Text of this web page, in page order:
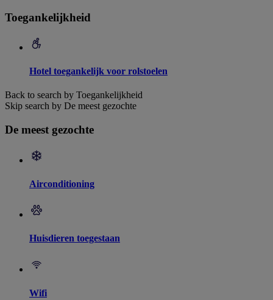
Toegankelijkheid
Hotel toegankelijk voor rolstoelen
Back to search by Toegankelijkheid
Skip search by De meest gezochte
De meest gezochte
Airconditioning
Huisdieren toegestaan
Wifi